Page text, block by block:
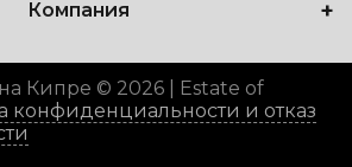
Компания
Кипре © 2026 | Estate of
конфиденциальности и отказ